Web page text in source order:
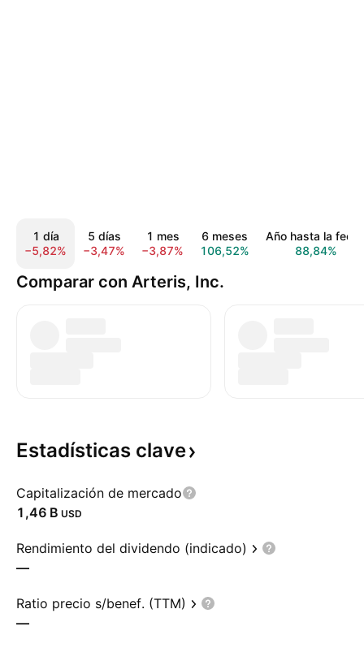
1 día
−5,82%
5 días
−3,47%
1 mes
−3,87%
6 meses
106,52%
Año hasta la
88,84%
Comparar con Arteris, Inc.
Estadísticas clave
Capitalización de mercado
‪1,46 B‬ USD
Rendimiento del dividendo (indicado)
—
Ratio precio s/benef. (TTM)
—